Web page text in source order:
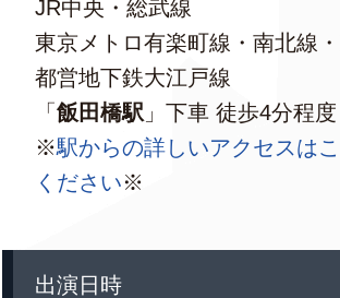
JR中央・総武線
東京メトロ有楽町線・南北線
都営地下鉄大江戸線
「飯田橋駅 」下車 徒歩4分程度
※駅からの詳しいアクセスは
ください※
出演日時